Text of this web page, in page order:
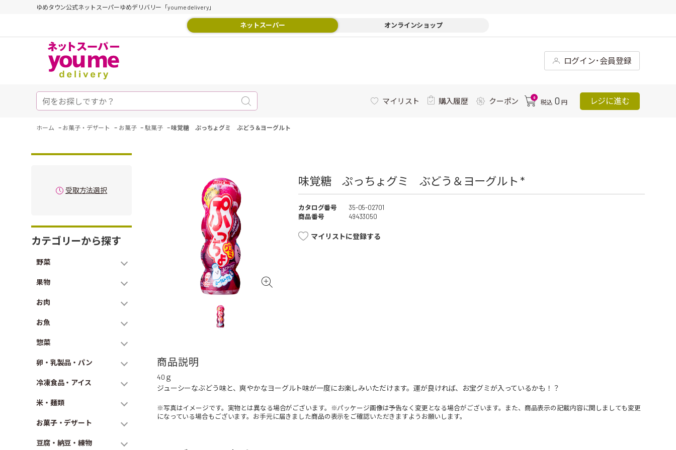
ゆめタウン公式ネットスーパーゆめデリバリー「youme delivery」
ネットスーパー オンラインショップ
ログイン･会員登録
マイリスト 購入履歴 クーポン 0
税込 0 円 レジに進む
ホーム - お菓子・デザート - お菓子 -駄菓子 -味覚糖 ぷっちょグミ ぶどう＆ヨーグルト
受取方法選択
カテゴリーから探す
野菜
果物
お肉
お魚
惣菜
卵・乳製品・パン
冷凍食品・アイス
米・麺類
お菓子・デザート
豆腐・納豆・練物
味覚糖 ぷっちょグミ ぶどう＆ヨーグルト *
カタログ番号
35-05-02701
商品番号
49433050
マイリストに登録する
商品説明
40ｇ
ジューシーなぶどう味と、爽やかなヨーグルト味が一度にお楽しみいただけます。運が良ければ、お宝グミが入っているかも！？
※写真はイメージです。実物とは異なる場合がございます。※パッケージ画像は予告なく変更となる場合がございます。また、商品表示の記載内容に関しましても変更
になっている場合もございます。お手元に届きました商品の表示をご確認いただきますようお願いします。